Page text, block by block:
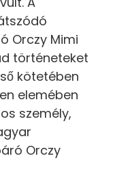
Orczy Mimi
történeteket
kötetében
elemében
személy,
Orczy